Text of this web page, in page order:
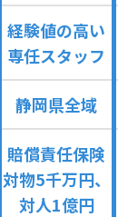
経験値の高い
専任スタッフ
静岡県全域
賠償責任保険
対物5千万円、
対人1億円